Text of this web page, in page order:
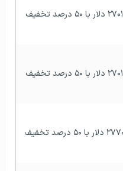
۲۷۰۱ دلار با ۵۰ درصد تخفیف
۲۷۰۱ دلار با ۵۰ درصد تخفیف
دلار با ۵۰ درصد تخفیف